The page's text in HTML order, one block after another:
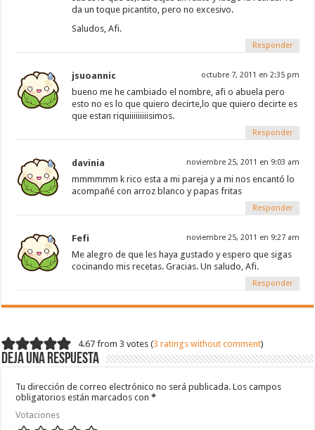
da un toque picantito, pero no excesivo.
Saludos, Afi.
Responder
jsuoannic octubre 7, 2011 en 2:35 pm
bueno me he cambiado el nombre, afi o abuela pero
esto no es lo que quiero decirte,lo que quiero decirte es
que estan riquiiiiiiiiisimos.
Responder
davinia noviembre 25, 2011 en 9:03 am
mmmmmm k rico esta a mi pareja y a mi nos encantó lo
acompañé con arroz blanco y papas fritas
Responder
Fefi noviembre 25, 2011 en 9:27 am
Me alegro de que les haya gustado y espero que sigas
cocinando mis recetas. Gracias. Un saludo, Afi.
Responder
4.67 from 3 votes (3 ratings without comment)
Deja una respuesta
Tu dirección de correo electrónico no será publicada. Los campos
obligatorios están marcados con*
Votaciones